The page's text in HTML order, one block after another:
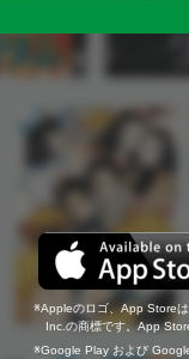
Appleのロゴ、App Store
Inc.の商標です。App
Google Play および